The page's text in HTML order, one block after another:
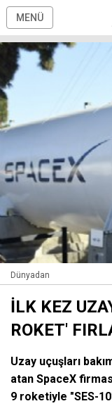
MENÜ
Dünyadan
İLK KEZ
ROKET'
Uzay uçuşları
atan SpaceX
9 roketiyle "SES-